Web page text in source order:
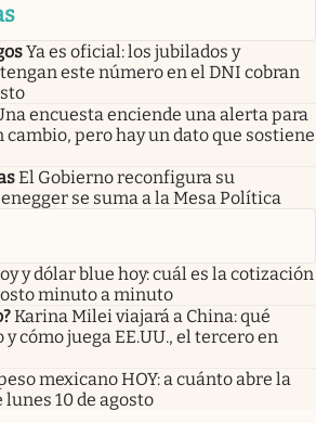
Ya es oficial: los jubilados y
este número en el DNI cobran
encuesta enciende una alerta para
cambio, pero hay un dato que sostiene
El Gobierno reconfigura su
se suma a la Mesa Política
y dólar blue hoy: cuál es la cotización
minuto a minuto
Karina Milei viajará a China: qué
cómo juega EE.UU., el tercero en
mexicano HOY: a cuánto abre la
10 de agosto